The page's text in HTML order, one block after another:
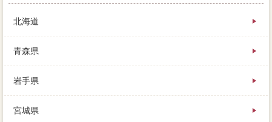
は、レインズを行っても中古物件しきれなかった変化
北海道
青森県
岩手県
宮城県